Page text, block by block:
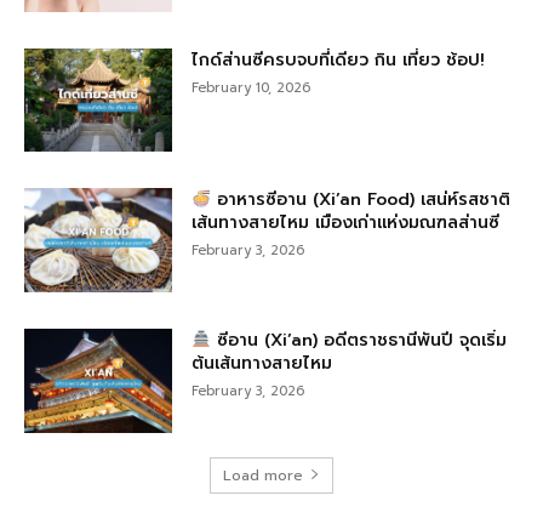
ไกด์ส่านซีครบจบที่เดียว กิน เที่ยว ช้อป!
February 10, 2026
อาหารซีอาน (Xi’an Food) เสน่ห์รสชาติ
เส้นทางสายไหม เมืองเก่าแห่งมณฑลส่านซี
February 3, 2026
ซีอาน (Xi’an) อดีตราชธานีพันปี จุดเริ่ม
ต้นเส้นทางสายไหม
February 3, 2026
Load more